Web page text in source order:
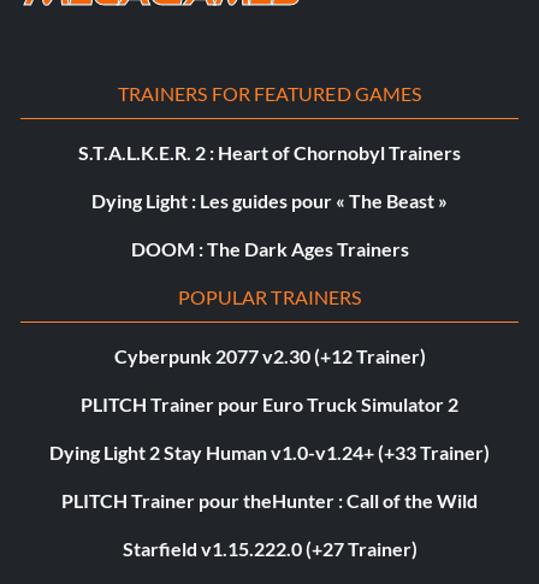
TRAINERS FOR FEATURED GAMES
S.T.A.L.K.E.R. 2 : Heart of Chornobyl Trainers
Dying Light : Les guides pour « The Beast »
DOOM : The Dark Ages Trainers
POPULAR TRAINERS
Cyberpunk 2077 v2.30 (+12 Trainer)
PLITCH Trainer pour Euro Truck Simulator 2
Dying Light 2 Stay Human v1.0-v1.24+ (+33 Trainer)
PLITCH Trainer pour theHunter : Call of the Wild
Starfield v1.15.222.0 (+27 Trainer)